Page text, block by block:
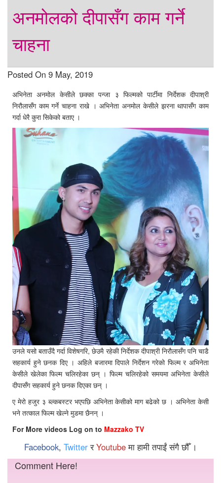
अनमोलको दीपासँग काम गर्ने
चाहना
Posted On 9 May, 2019
अभिनेता अनमोल केसीले छक्का पन्जा ३ फिल्मको पार्टीमा निर्देशक दीपाश्री
निरौलासँग काम गर्ने चाहना राखे । अभिनेता अनमोल केसीले झरना थापासँग काम
गर्दा धेरै कुरा सिकेको बताए ।
उनले यसो बताउँदै गर्दा विशेषगरि, छेउमै रहेकी निर्देशक दीपाश्री निरौलासँग पनि चाडै
सहकार्य हुने छनक दिए । अहिले बजारमा दिपाले निर्देशन गरेको फिल्म र अभिनेता
केसीले खेलेका फिल्म चलिरहेका छन् । फिल्म चलिरहेको समयमा अभिनेता केसीले
दीपासँग सहकार्य हुने छनक दिएका छन् ।
ए मेरो हजुर ३ ब्ल्कबस्टर भएपछि अभिनेता केसीको माग बढेको छ । अभिनेता केसी
भने तत्काल फिल्म खेल्ने मुडमा छैनन् ।
For More videos Log on to Mazzako TV
Facebook, TwitterरYoutubeमा हामी तपाईं संगै छौँ ।
Comment Here!